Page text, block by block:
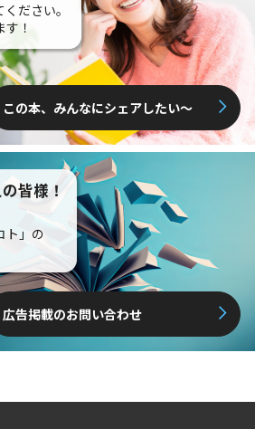
ださい。
！
この本、みんなにシェアしたい〜
皆様！
ト」の
広告掲載のお問い合わせ